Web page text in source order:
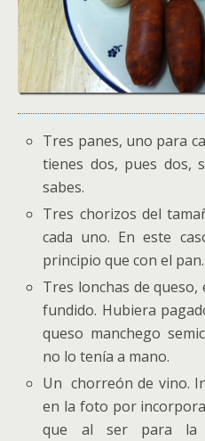
Tres panes, uno para
tienes dos, pues dos,
sabes.
Tres chorizos del
cada uno. En este
principio que con el pan.
Tres lonchas de queso,
fundido. Hubiera
queso manchego
no lo tenía a mano.
Un chorreón de vino.
en la foto por
que al ser para la